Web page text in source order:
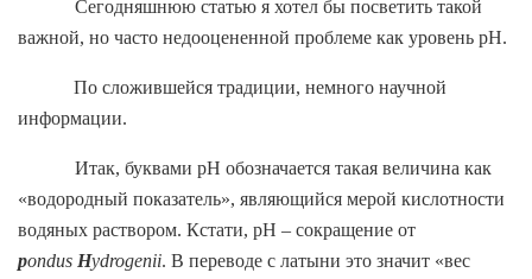
Сегодняшнюю статью я хотел бы посветить такой
важной, но часто недооцененной проблеме как уровень pH.
По сложившейся традиции, немного научной
информации.
Итак, буквами pH обозначается такая величина как
«водородный показатель», являющийся мерой кислотности
водяных раствором. Кстати, pH – сокращение от
pondus Hydrogenii. В переводе с латыни это значит «вес